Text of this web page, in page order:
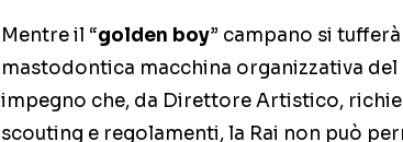
Mentre il “golden boy” campano si
mastodontica macchina organizzativa del
impegno che, da Direttore Artistico,
scouting e regolamenti, la Rai non può